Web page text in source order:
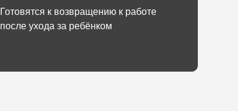
Готовятся к возвращению к работе
после ухода за ребёнком